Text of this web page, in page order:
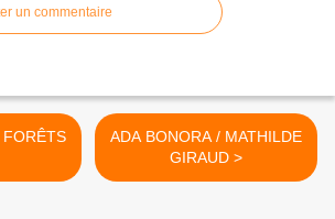
un commentaire
FORÊTS
ADA BONORA / MATHILDE
GIRAUD >